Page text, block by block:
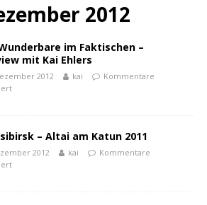
2012
im Faktischen –
mit Kai Ehlers
2012 kai
Kommentare
– Altai am Katun 2011
2012 kai
Kommentare